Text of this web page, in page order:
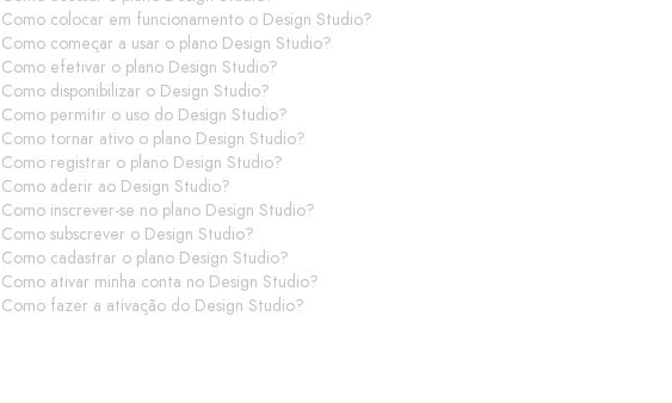
Como colocar em funcionamento o Design Studio?
Como começar a usar o plano Design Studio?
Como efetivar o plano Design Studio?
Como disponibilizar o Design Studio?
Como permitir o uso do Design Studio?
Como tornar ativo o plano Design Studio?
Como registrar o plano Design Studio?
Como aderir ao Design Studio?
Como inscrever-se no plano Design Studio?
Como subscrever o Design Studio?
Como cadastrar o plano Design Studio?
Como ativar minha conta no Design Studio?
Como fazer a ativação do Design Studio?